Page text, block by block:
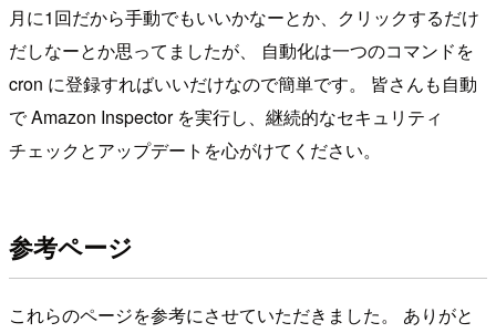
月に1回だから手動でもいいかなーとか、クリックするだけ
だしなーとか思ってましたが、 自動化は一つのコマンドを
cron に登録すればいいだけなので簡単です。 皆さんも自動
で Amazon Inspector を実行し、継続的なセキュリティ
チェックとアップデートを心がけてください。
参考ページ
これらのページを参考にさせていただきました。 ありがと